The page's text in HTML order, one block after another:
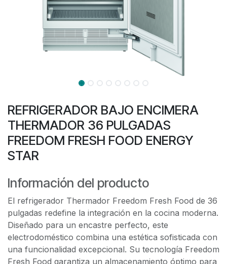
REFRIGERADOR BAJO ENCIMERA
THERMADOR 36 PULGADAS
FREEDOM FRESH FOOD ENERGY
STAR
Información del producto
El refrigerador Thermador Freedom Fresh Food de 36
pulgadas redefine la integración en la cocina moderna.
Diseñado para un encastre perfecto, este
electrodoméstico combina una estética sofisticada con
una funcionalidad excepcional. Su tecnología Freedom
Fresh Food garantiza un almacenamiento óptimo para